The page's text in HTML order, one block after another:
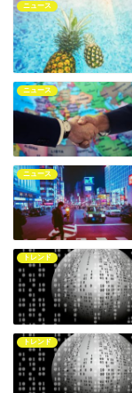
ニュース
ニュース
ニュース
トレンド
トレンド